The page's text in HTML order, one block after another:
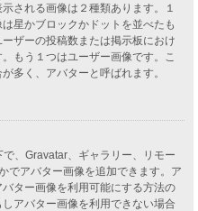
される画像は２種類あります。１
星かブロックかドットを並べたも
ザーの投稿数または掲示板におけ
もう１つはユーザー画像です。こ
多く、アバターと呼ばれます。
で、Gravatar、ギャラリー、リモー
でアバター画像を追加できます。ア
ター画像を利用可能にする方法の
アバター画像を利用できない場合